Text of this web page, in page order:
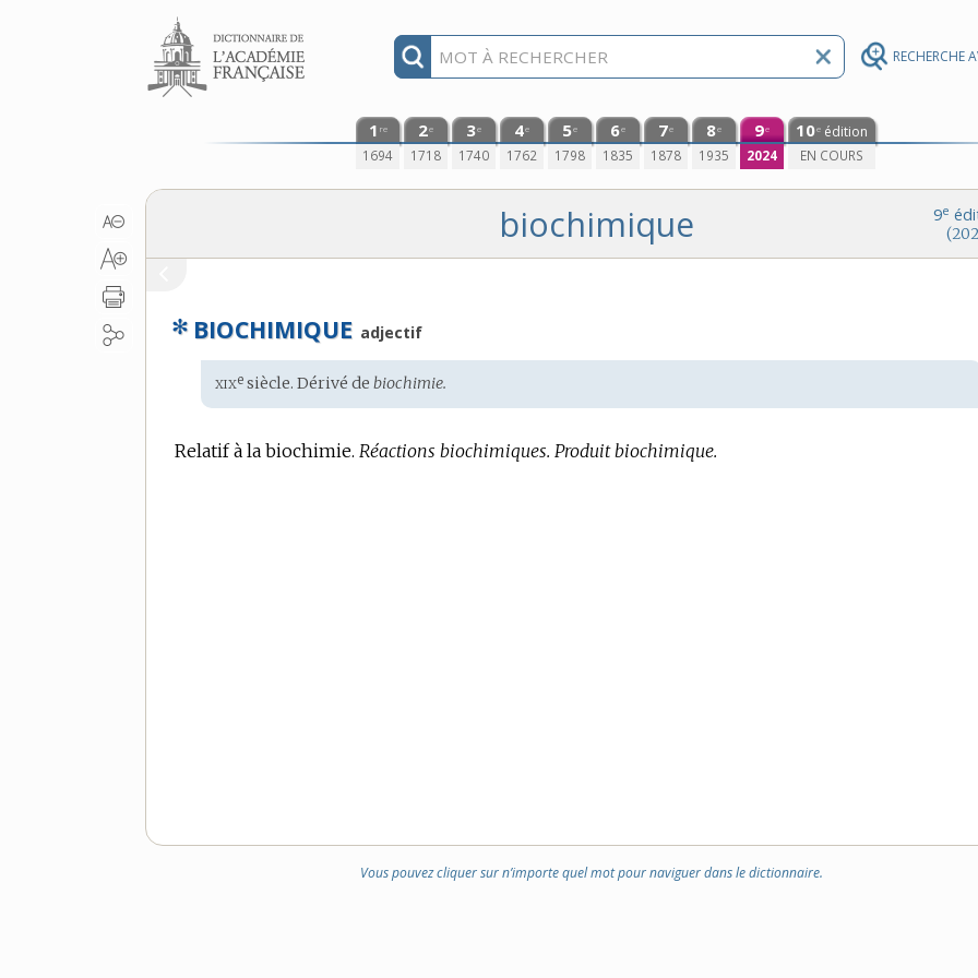
RECHERCHE
Aller au contenu
1 re
1694
2e
1718
3e
1740
4e
1762
5e
1798
6e
1835
7e
1878
8e
1935
9e
2024
10e édition
EN COURS
9e
biochimique
✻ BIOCHIMIQUE adjectif
Étymologie
:
xixe siècle. Dérivé debiochimie.
Relatif à la biochimie. Réactions biochimiques. Produit biochimique.
Vous pouvez cliquer sur n’importe quel mot pour naviguer dans le dictionnaire.